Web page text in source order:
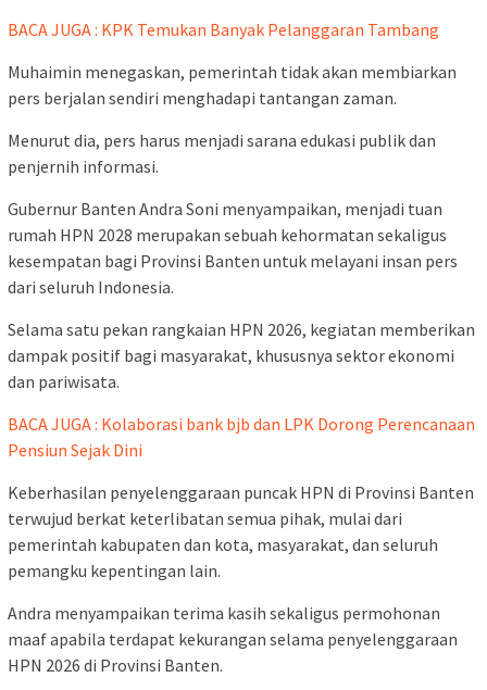
BACA JUGA : KPK Temukan Banyak Pelanggaran Tambang
Muhaimin menegaskan, pemerintah tidak akan membiarkan
pers berjalan sendiri menghadapi tantangan zaman.
Menurut dia, pers harus menjadi sarana edukasi publik dan
penjernih informasi.
Gubernur Banten Andra Soni menyampaikan, menjadi tuan
rumah HPN 2028 merupakan sebuah kehormatan sekaligus
kesempatan bagi Provinsi Banten untuk melayani insan pers
dari seluruh Indonesia.
Selama satu pekan rangkaian HPN 2026, kegiatan memberikan
dampak positif bagi masyarakat, khususnya sektor ekonomi
dan pariwisata.
BACA JUGA : Kolaborasi bank bjb dan LPK Dorong Perencanaan
Pensiun Sejak Dini
Keberhasilan penyelenggaraan puncak HPN di Provinsi Banten
terwujud berkat keterlibatan semua pihak, mulai dari
pemerintah kabupaten dan kota, masyarakat, dan seluruh
pemangku kepentingan lain.
Andra menyampaikan terima kasih sekaligus permohonan
maaf apabila terdapat kekurangan selama penyelenggaraan
HPN 2026 di Provinsi Banten.